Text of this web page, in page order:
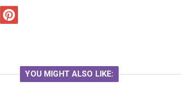
YOU MIGHT ALSO LIKE: